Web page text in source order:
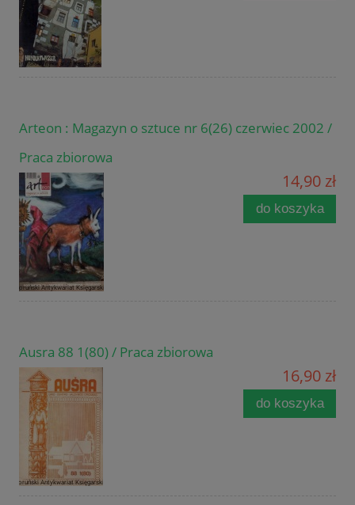
Arteon : Magazyn o sztuce nr 6(26) czerwiec 2002 /
Praca zbiorowa
14,90 zł
do koszyka
Ausra 88 1(80) / Praca zbiorowa
16,90 zł
do koszyka